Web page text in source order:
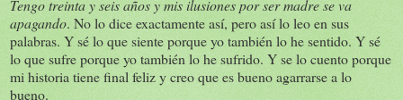
Tengo treinta y seis años y mis ilusiones por ser madre se va
apagando. No lo dice exactamente así, pero así lo leo en sus
palabras. Y sé lo que siente porque yo también lo he sentido. Y sé
lo que sufre porque yo también lo he sufrido. Y se lo cuento porque
mi historia tiene final feliz y creo que es bueno agarrarse a lo
bueno.